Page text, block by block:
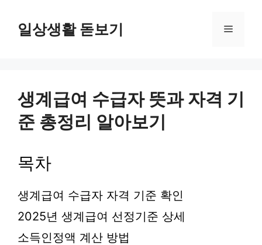
일상생활 돋보기 메
생계급여 수급자 뜻과 자격 기
준 총정리 알아보기
목차
생계급여 수급자 자격 기준 확인
2025년 생계급여 선정기준 상세
소득인정액 계산 방법